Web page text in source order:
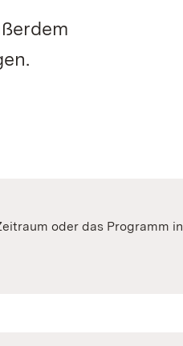
oder das Programm